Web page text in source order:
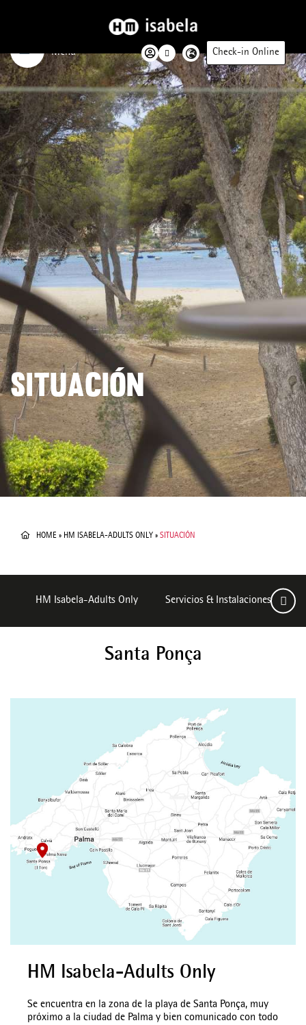
Menú Check-in Online
SITUACIÓN
HOME » HM ISABELA-ADULTS ONLY » SITUACIÓN
HM Isabela-Adults Only Servicios & Instalaciones
Santa Ponça
HM Isabela-Adults Only
Se encuentra en la zona de la playa de Santa Ponça, muy
próximo a la ciudad de Palma y bien comunicado con todo